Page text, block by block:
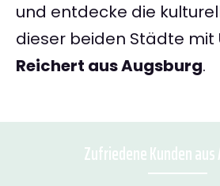
und entdecke die
dieser beiden Städte mit
Reichert aus Augsburg.
Zufriedene Kunden